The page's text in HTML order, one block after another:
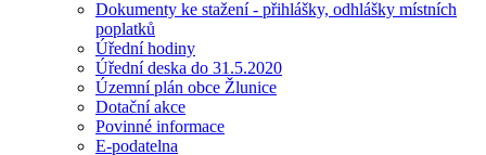
Dokumenty ke stažení - přihlášky, odhlášky místních
poplatků
Úřední hodiny
Úřední deska do 31.5.2020
Územní plán obce Žlunice
Dotační akce
Povinné informace
E-podatelna